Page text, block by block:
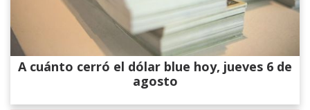
A cuánto cerró el dólar blue hoy, jueves 6 de
agosto